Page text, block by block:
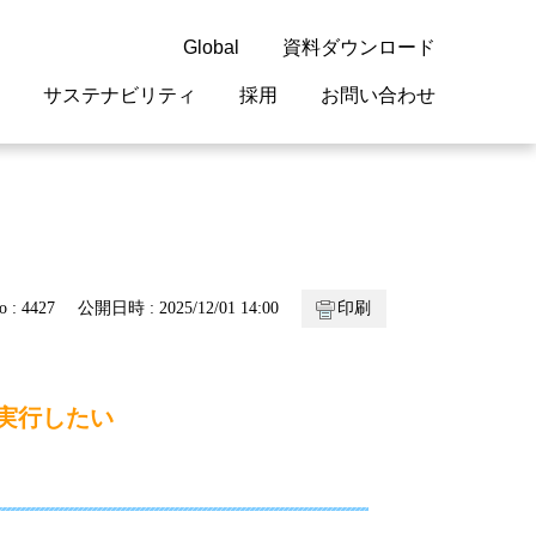
Global
閉じる
資料ダウンロード
保全
サステナビリティ 採用 お問い合わせ
: 4427 公開日時 : 2025/12/01 14:00 印刷
行したい